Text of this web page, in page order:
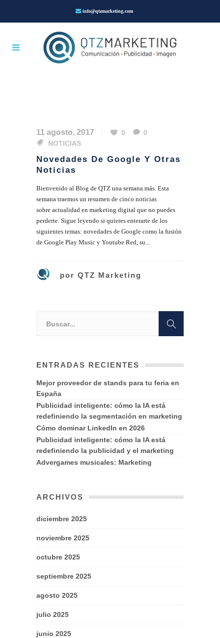
info@qtzmarketing.com
11 agosto, 2017 0
0
NOTICIAS
Novedades De Google Y Otras
Noticias
Bienvenido al Blog de QTZ una semana más. Esta
semana traemos un resumen de cinco noticias
sobre actualidad en marketing digital que no puedes
perderte. Sigue leyendo si quieres enterarte de los
siguientes temas: novedades de Google como la fusión
de Google Play Music y Youtube Red, su...
por QTZ Marketing
ENTRADAS RECIENTES
Mejor proveedor de stands para tu feria en
España
Publicidad inteligente: cómo la IA está
redefiniendo la segmentación en marketing
Cómo dominar LinkedIn en 2026
Publicidad inteligente: cómo la IA está
redefiniendo la publicidad y el marketing
Advergames musicales: Marketing
ARCHIVOS
diciembre 2025
noviembre 2025
octubre 2025
septiembre 2025
agosto 2025
julio 2025
junio 2025